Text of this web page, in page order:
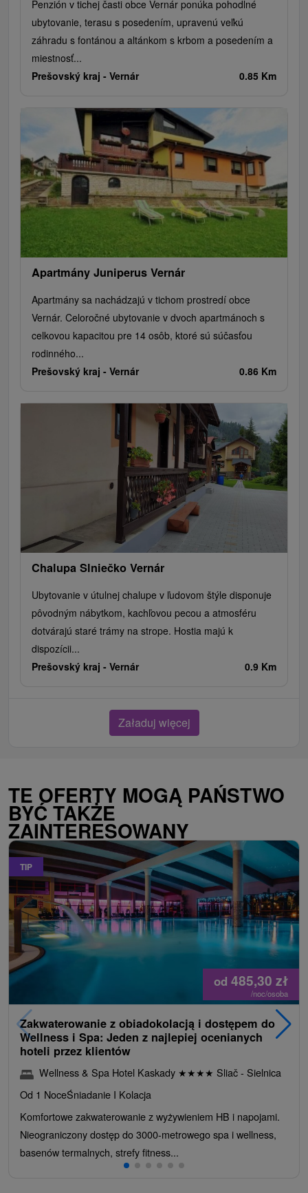
Penzión v tichej časti obce Vernár ponúka pohodlné
ubytovanie, terasu s posedením, upravenú veľkú
záhradu s fontánou a altánkom s krbom a posedením a
miestnosť...
Prešovský kraj - Vernár 0.85 Km
Apartmány Juniperus Vernár
Apartmány sa nachádzajú v tichom prostredí obce
Vernár. Celoročné ubytovanie v dvoch apartmánoch s
celkovou kapacitou pre 14 osôb, ktoré sú súčasťou
rodinného...
Prešovský kraj - Vernár 0.86 Km
Chalupa Slniečko Vernár
Ubytovanie v útulnej chalupe v ľudovom štýle disponuje
pôvodným nábytkom, kachľovou pecou a atmosféru
dotvárajú staré trámy na strope. Hostia majú k
dispozícii...
Prešovský kraj - Vernár 0.9 Km
Załaduj więcej
TE OFERTY MOGĄ PAŃSTWO
BYĆ TAKŻE
ZAINTERESOWANY
TIP
od 485,30 zł
/noc/osoba
Zakwaterowanie z obiadokolacją i dostępem do
Wellness i Spa: Jeden z najlepiej ocenianych
hoteli przez klientów
Wellness & Spa Hotel Kaskady ★★★★ Sliač - Sielnica
Od 1 NoceŚniadanie I Kolacja
Komfortowe zakwaterowanie z wyżywieniem HB i napojami.
Nieograniczony dostęp do 3000-metrowego spa i wellness,
basenów termalnych, strefy fitness...